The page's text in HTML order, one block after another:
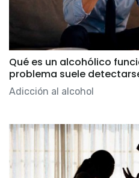
Qué es un alcohólico
problema suele
Adicción al alcohol